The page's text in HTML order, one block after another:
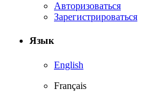
Авторизоваться
Зарегистрироваться
Язык
English
Français